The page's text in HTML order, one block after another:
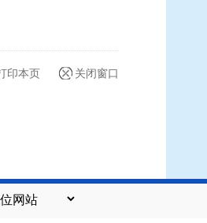
印本页 关闭窗口